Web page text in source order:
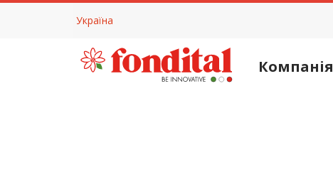
Україна
Компанія